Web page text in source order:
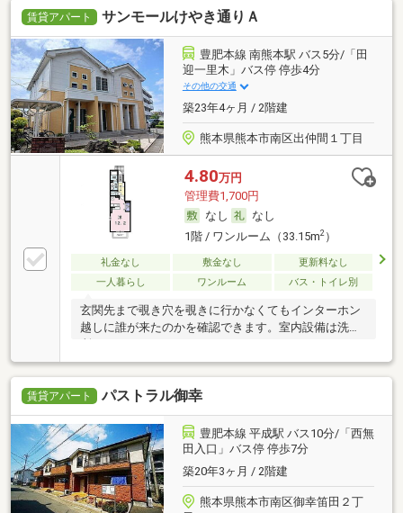
賃貸アパート サンモールけやき通りＡ
豊肥本線 南熊本駅 バス5分/「田
迎一里木」バス停 停歩4分
その他の交通
築23年4ヶ月 / 2階建
熊本県熊本市南区出仲間１丁目
4.80万円
管理費1,700円
なし
なし
1階 / ワンルーム（33.15m2）
礼金なし 敷金なし
更新料なし
一人暮らし
ワンルーム バス・トイレ別
玄関先まで覗き穴を覗きに行かなくてもインターホン
越しに誰が来たのかを確認できます。室内設備は洗面
所
賃貸アパート パストラル御幸
豊肥本線 平成駅 バス10分/「西無
田入口」バス停 停歩7分
築20年3ヶ月 / 2階建
熊本県熊本市南区御幸笛田２丁